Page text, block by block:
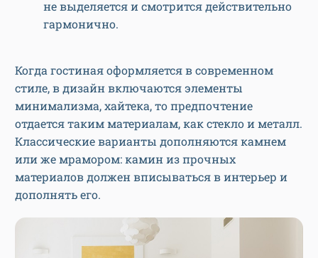
не выделяется и смотрится действительно
гармонично.
Когда гостиная оформляется в современном
стиле, в дизайн включаются элементы
минимализма, хайтека, то предпочтение
отдается таким материалам, как стекло и металл.
Классические варианты дополняются камнем
или же мрамором: камин из прочных
материалов должен вписываться в интерьер и
дополнять его.